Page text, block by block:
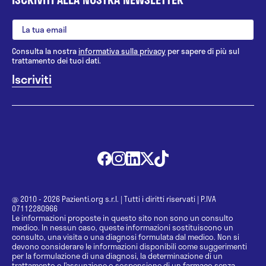
indeterminato.
Dal 1° Ottobre 2007 a tutt’oggi Responsabile Unità
Operativa di Ortopedia e Traumatologia presso
Casa di Cura Lucciconi s.p.a. Potenza.
Dal 15 Gennaio 2008 al 31 Dicembre 2011
Center srl Centro Medico Ortopedico e Fisioterapico
Consulta la nostrainformativa sulla privacy per sapere di più sul
trattamento dei tuoi dati.
@ 2010 - 2026 Pazienti.org s.r.l. | Tutti i diritti riservati | P.IVA
07112280966
Le informazioni proposte in questo sito non sono un consulto
medico. In nessun caso, queste informazioni sostituiscono un
consulto, una visita o una diagnosi formulata dal medico. Non si
devono considerare le informazioni disponibili come suggerimenti
per la formulazione di una diagnosi, la determinazione di un